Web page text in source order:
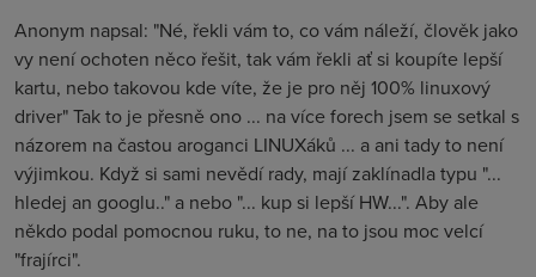
Anonym napsal: "Né, řekli vám to, co vám náleží, člověk jako
vy není ochoten něco řešit, tak vám řekli ať si koupíte lepší
kartu, nebo takovou kde víte, že je pro něj 100% linuxový
driver" Tak to je přesně ono ... na více forech jsem se setkal s
názorem na častou aroganci LINUXáků ... a ani tady to není
výjimkou. Když si sami nevědí rady, mají zaklínadla typu "...
hledej an googlu.." a nebo "... kup si lepší HW...". Aby ale
někdo podal pomocnou ruku, to ne, na to jsou moc velcí
"frajírci".